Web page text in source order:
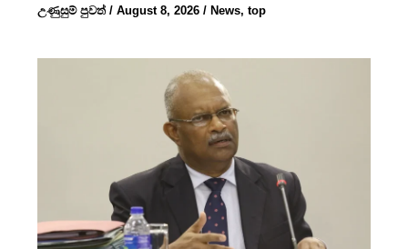
උණුසුම් පුවත්/August 8, 2026/ News,top